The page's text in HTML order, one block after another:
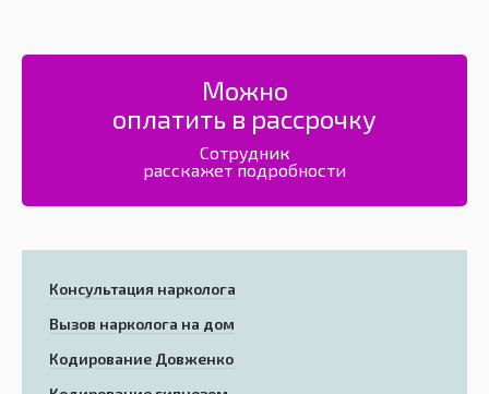
Можно
оплатить в рассрочку
Сотрудник
расскажет подробности
Консультация нарколога
Вызов нарколога на дом
Кодирование Довженко